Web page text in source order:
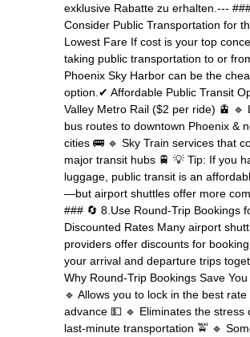
exklusive Rabatte zu erhalten.---
Consider Public Transportation for
Lowest Fare If cost is your top
taking public transportation to or
Phoenix Sky Harbor can be the
option.✔ Affordable Public Transit
Valley Metro Rail ($2 per ride) 🚊 🔹
bus routes to downtown Phoenix &
cities 🚌 🔹 Sky Train services that
major transit hubs 🚆 💡 Tip: If you
luggage, public transit is an
—but airport shuttles offer more
### 🔄 8.Use Round-Trip Bookings
Discounted Rates Many airport
providers offer discounts for
your arrival and departure trips
Why Round-Trip Bookings Save
🔹 Allows you to lock in the best rate
advance 💵 🔹 Eliminates the stress
last-minute transportation 🚖 🔹